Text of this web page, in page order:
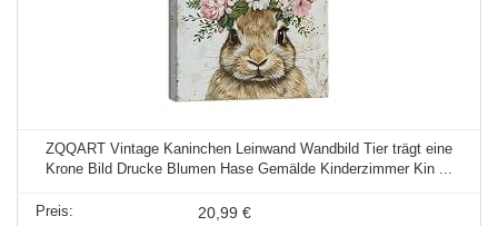
ZQQART Vintage Kaninchen Leinwand Wandbild Tier trägt eine
Krone Bild Drucke Blumen Hase Gemälde Kinderzimmer Kin ...
20,99 €